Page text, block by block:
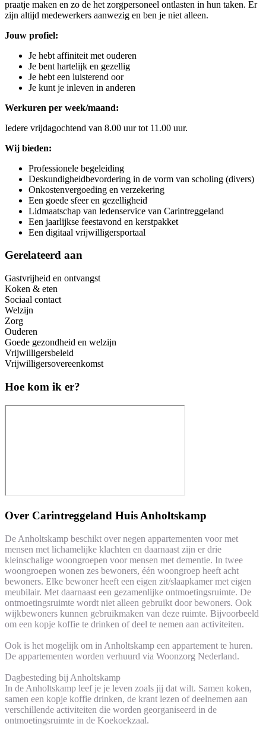
praatje maken en zo de het zorgpersoneel ontlasten in hun taken. Er
zijn altijd medewerkers aanwezig en ben je niet alleen.
Jouw profiel:
Je hebt affiniteit met ouderen
Je bent hartelijk en gezellig
Je hebt een luisterend oor
Je kunt je inleven in anderen
Werkuren per week/maand:
Iedere vrijdagochtend van 8.00 uur tot 11.00 uur.
Wij bieden:
Professionele begeleiding
Deskundigheidbevordering in de vorm van scholing (divers)
Onkostenvergoeding en verzekering
Een goede sfeer en gezelligheid
Lidmaatschap van ledenservice van Carintreggeland
Een jaarlijkse feestavond en kerstpakket
Een digitaal vrijwilligersportaal
Gerelateerd aan
Gastvrijheid en ontvangst
Koken & eten
Sociaal contact
Welzijn
Zorg
Ouderen
Goede gezondheid en welzijn
Vrijwilligersbeleid
Vrijwilligersovereenkomst
Hoe kom ik er?
Over Carintreggeland Huis Anholtskamp
De Anholtskamp beschikt over negen appartementen voor met
mensen met lichamelijke klachten en daarnaast zijn er drie
kleinschalige woongroepen voor mensen met dementie. In twee
woongroepen wonen zes bewoners, één woongroep heeft acht
bewoners. Elke bewoner heeft een eigen zit/slaapkamer met eigen
meubilair. Met daarnaast een gezamenlijke ontmoetingsruimte. De
ontmoetingsruimte wordt niet alleen gebruikt door bewoners. Ook
wijkbewoners kunnen gebruikmaken van deze ruimte. Bijvoorbeeld
om een kopje koffie te drinken of deel te nemen aan activiteiten.
Ook is het mogelijk om in Anholtskamp een appartement te huren.
De appartementen worden verhuurd via Woonzorg Nederland.
Dagbesteding bij Anholtskamp
In de Anholtskamp leef je je leven zoals jij dat wilt. Samen koken,
samen een kopje koffie drinken, de krant lezen of deelnemen aan
verschillende activiteiten die worden georganiseerd in de
ontmoetingsruimte in de Koekoekzaal.